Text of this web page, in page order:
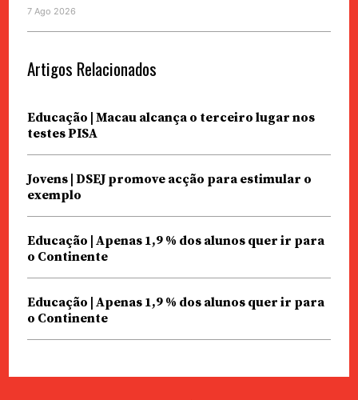
7 Ago 2026
Artigos Relacionados
Educação | Macau alcança o terceiro lugar nos
testes PISA
Jovens | DSEJ promove acção para estimular o
exemplo
Educação | Apenas 1,9 % dos alunos quer ir para
o Continente
Educação | Apenas 1,9 % dos alunos quer ir para
o Continente